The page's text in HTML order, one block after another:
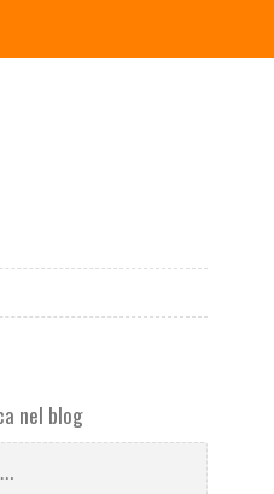
nel blog